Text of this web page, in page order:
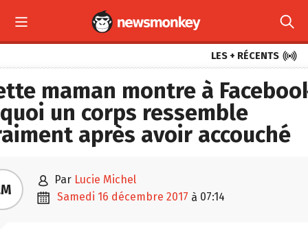
 
LES + RÉCENTS 
maman montre à
un corps ressemble
après avoir accouché
 par Lucie Michel
 samedi 16 décembre 2017 à 07:14